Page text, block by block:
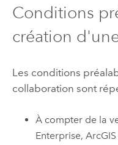
Conditions
création
Les conditions
collaboration sont
À compter de la
Enterprise,